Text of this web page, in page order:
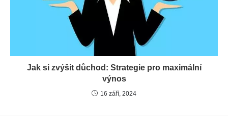
Jak si zvýšit důchod: Strategie pro maximální
výnos
16 září, 2024